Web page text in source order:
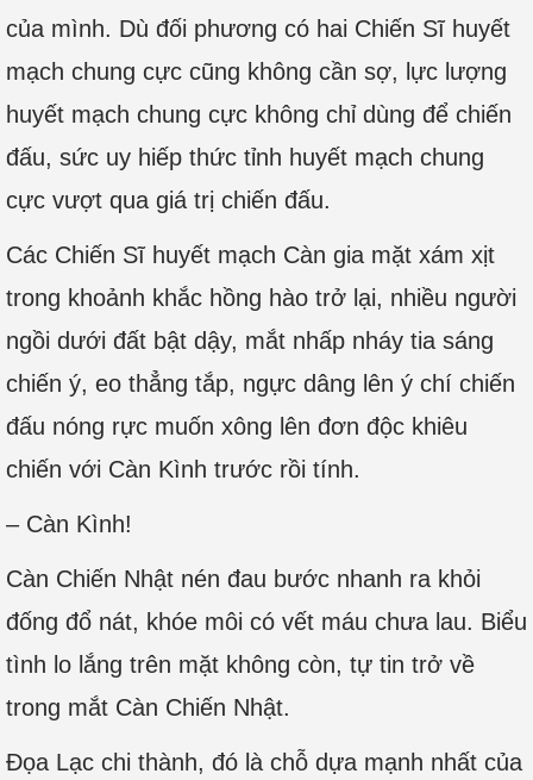
của mình. Dù đối phương có hai Chiến Sĩ huyết
mạch chung cực cũng không cần sợ, lực lượng
huyết mạch chung cực không chỉ dùng để chiến
đấu, sức uy hiếp thức tỉnh huyết mạch chung
cực vượt qua giá trị chiến đấu.
Các Chiến Sĩ huyết mạch Càn gia mặt xám xịt
trong khoảnh khắc hồng hào trở lại, nhiều người
ngồi dưới đất bật dậy, mắt nhấp nháy tia sáng
chiến ý, eo thẳng tắp, ngực dâng lên ý chí chiến
đấu nóng rực muốn xông lên đơn độc khiêu
chiến với Càn Kình trước rồi tính.
– Càn Kình!
Càn Chiến Nhật nén đau bước nhanh ra khỏi
đống đổ nát, khóe môi có vết máu chưa lau. Biểu
tình lo lắng trên mặt không còn, tự tin trở về
trong mắt Càn Chiến Nhật.
Đọa Lạc chi thành, đó là chỗ dựa mạnh nhất của